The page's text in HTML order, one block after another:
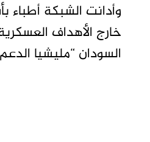
وأدانت الشبكة أطباء
خارج الأهداف
السودان “مليشيا